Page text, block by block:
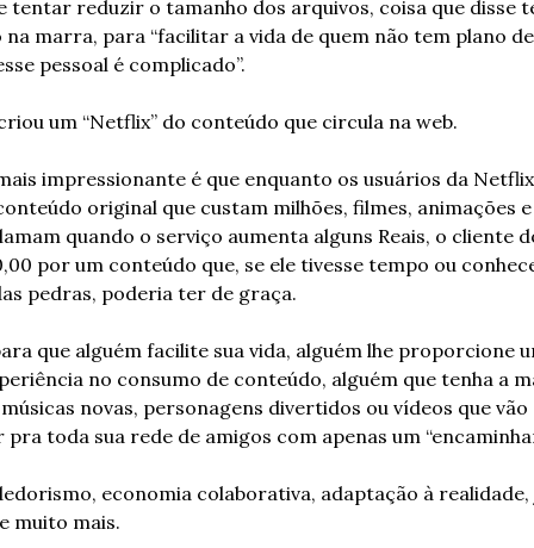
tentar reduzir o tamanho dos arquivos, coisa que disse
marra, para “facilitar a vida de quem não tem plano
pessoal é complicado”.
um “Netflix” do conteúdo que circula na web.
impressionante é que enquanto os usuários da Netflix
original que custam milhões, filmes, animações
quando o serviço aumenta alguns Reais, o cliente
por um conteúdo que, se ele tivesse tempo ou
pedras, poderia ter de graça.
que alguém facilite sua vida, alguém lhe proporcione
no consumo de conteúdo, alguém que tenha a
novas, personagens divertidos ou vídeos que vão
pra toda sua rede de amigos com apenas um
economia colaborativa, adaptação à
muito mais.